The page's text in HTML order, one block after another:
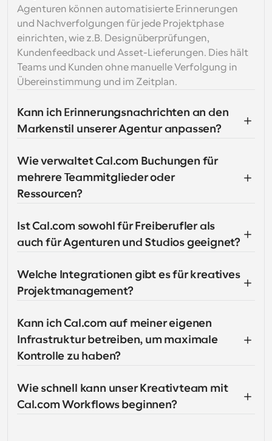
Agenturen können automatisierte Erinnerungen
und Nachverfolgungen für jede Projektphase
einrichten, wie z.B. Designüberprüfungen,
Kundenfeedback und Asset-Lieferungen. Dies hält
Teams und Kunden ohne manuelle Verfolgung in
Übereinstimmung und im Zeitplan.
Kann ich Erinnerungsnachrichten an den
Markenstil unserer Agentur anpassen?
Wie verwaltet Cal.com Buchungen für
mehrere Teammitglieder oder
Ressourcen?
Ist Cal.com sowohl für Freiberufler als
auch für Agenturen und Studios geeignet?
Welche Integrationen gibt es für kreatives
Projektmanagement?
Kann ich Cal.com auf meiner eigenen
Infrastruktur betreiben, um maximale
Kontrolle zu haben?
Wie schnell kann unser Kreativteam mit
Cal.com Workflows beginnen?